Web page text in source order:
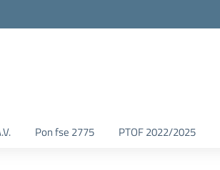
Pon fse 2775 PTOF 2022/2025